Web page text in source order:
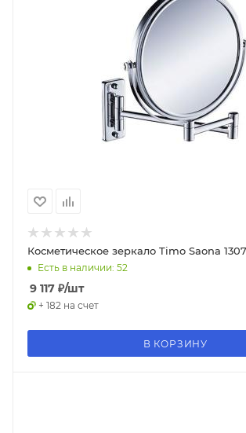
Косметическое зеркало Timo Saona
Есть в наличии: 52
9 117 ₽/шт
+ 182 на счет
В КОРЗИНУ